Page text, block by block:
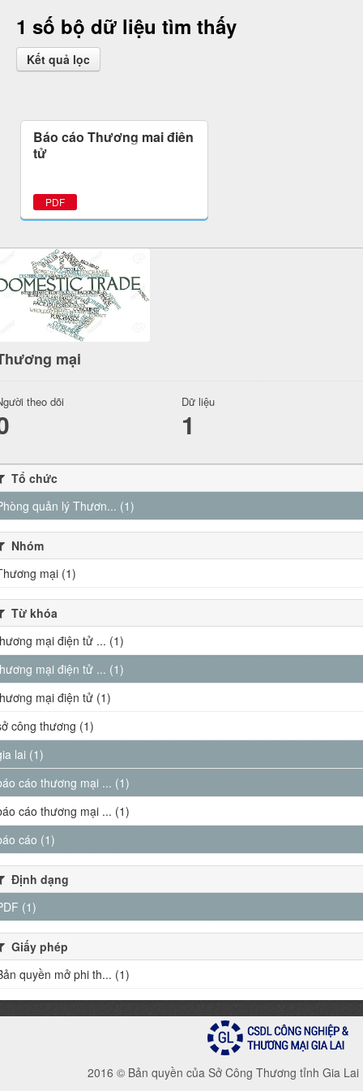
1 số bộ dữ liệu tìm thấy
Kết quả lọc
Báo cáo Thương mại điện
tử
PDF
mại
theo dõi Dữ liệu
1
Tổ chức
quản lý Thươn... (1)
Nhóm
mại (1)
Từ khóa
mại điện tử ... (1)
mại điện tử ... (1)
mại điện tử (1)
công thương (1)
lai (1)
cáo thương mại ... (1)
cáo thương mại ... (1)
cáo (1)
Định dạng
(1)
Giấy phép
quyền mở phi th... (1)
2016 © Bản quyền của Sở Công Thương tỉnh Gia Lai